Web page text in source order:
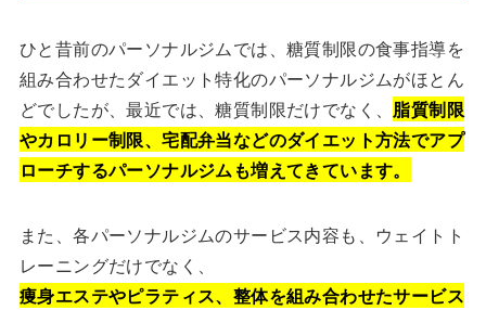
ひと昔前のパーソナルジムでは、糖質制限の食事指導を
組み合わせたダイエット特化のパーソナルジムがほとん
どでしたが、最近では、糖質制限だけでなく、 脂質制限
やカロリー制限、宅配弁当などのダイエット方法でアプ
ローチするパーソナルジムも増えてきています。
また、各パーソナルジムのサービス内容も、ウェイトト
レーニングだけでなく、
痩身エステやピラティス、整体を組み合わせたサービス